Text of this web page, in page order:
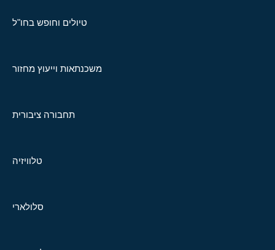
טיולים וחופש בחו"ל
משכנתאות וייעוץ מחזור
תחבורה ציבורית
טלוויזיה
סלולארי